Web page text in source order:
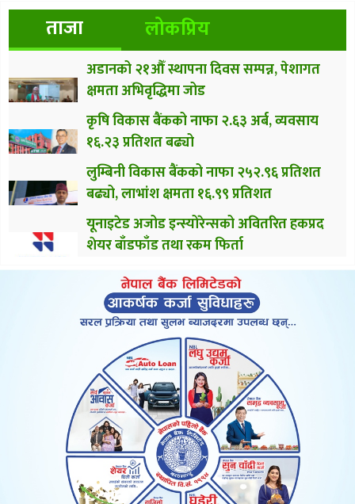
ताजा लोकप्रिय
अडानको २१औँ स्थापना दिवस सम्पन्न, पेशागत
क्षमता अभिवृद्धिमा जोड
कृषि विकास बैंकको नाफा २.६३ अर्ब, व्यवसाय
१६.२३ प्रतिशत बढ्यो
लुम्बिनी विकास बैंकको नाफा २५२.९६ प्रतिशत
बढ्यो, लाभांश क्षमता १६.९९ प्रतिशत
यूनाइटेड अजोड इन्स्योरेन्सको अवितरित हकप्रद
शेयर बाँडफाँड तथा रकम फिर्ता